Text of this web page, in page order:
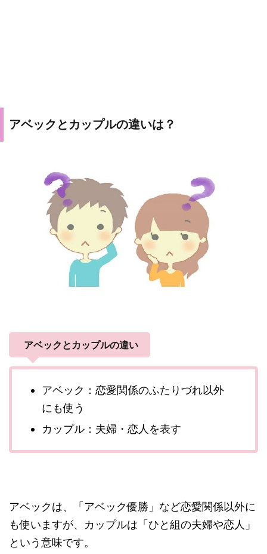
アベックとカップルの違いは？
アベックとカップルの違い
アベック：恋愛関係のふたりづれ以外
にも使う
カップル：夫婦・恋人を表す
アベックは、「アベック優勝」など恋愛関係以外に
も使いますが、カップルは「ひと組の夫婦や恋人」
という意味です。